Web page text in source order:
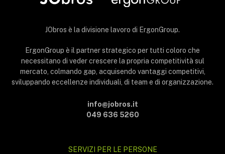
JObros è la divisione lavoro di ErgonGroup.
ErgonGroup è il partner strategico per tutti coloro che
necessitano di veder crescere la propria competitività sul
mercato, colmando gap, acquisendo vantaggi competitivi,
sviluppando eccellenze individuali, di team e di organizzazione.
info@jobros.it
049 636 5260
SERVIZI PER LE PERSONE